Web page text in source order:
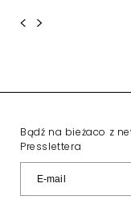
< >
Bądź na bieżaco z
Presslettera